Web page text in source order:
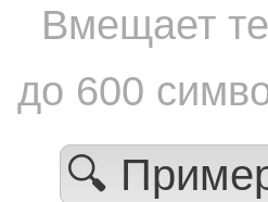
Вмещает
до 600
🔍